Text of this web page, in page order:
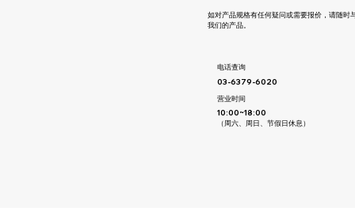
如对产品规格有任何疑问或需要报价，请
我们的产品。
​电话查询
03-6379-6020
​营业时间
10:00~18:00
（周六、周日、节假日休息）